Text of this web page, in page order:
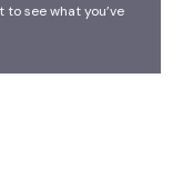
see what you’ve